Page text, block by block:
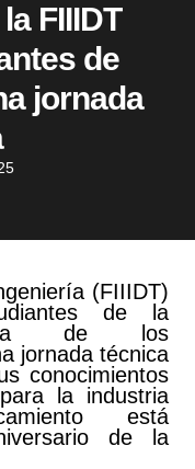
FIIIDT
de
jornada
(FIIIDT)
de la
de los
jornada técnica
conocimientos
la industria
está
de la